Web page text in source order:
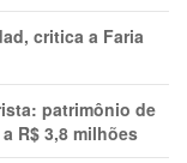
critica a Faria
patrimônio de
R$ 3,8 milhões